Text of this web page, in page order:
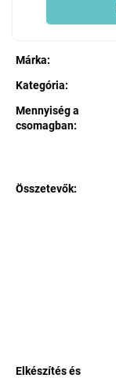
Kategória:
Mennyiség a
csomagban:
Összetevők:
Elkészítés és
Márka: